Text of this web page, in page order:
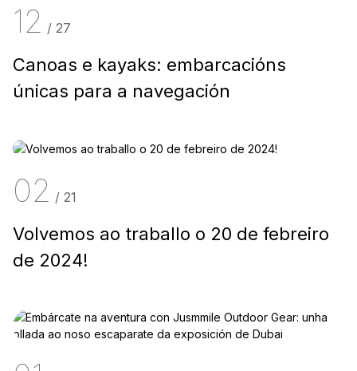
12 / 27
Canoas e kayaks: embarcacións
únicas para a navegación
02 / 21
Volvemos ao traballo o 20 de febreiro
de 2024!